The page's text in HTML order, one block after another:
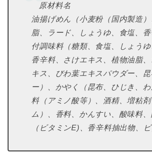
原材料名
油揚げめん（小麦粉（国内製造
脂、ラード、しょうゆ、食塩、
付調味料（糖類、食塩、しょうゆ
香辛料、さけエキス、植物油脂
キス、びわ葉エキスパウダー、
ー）、かやく（昆布、ひじき、
料（アミノ酸等）、酒精、増粘
ム）、香料、かんすい、酸味料
（ビタミンE)、香辛料抽出物、